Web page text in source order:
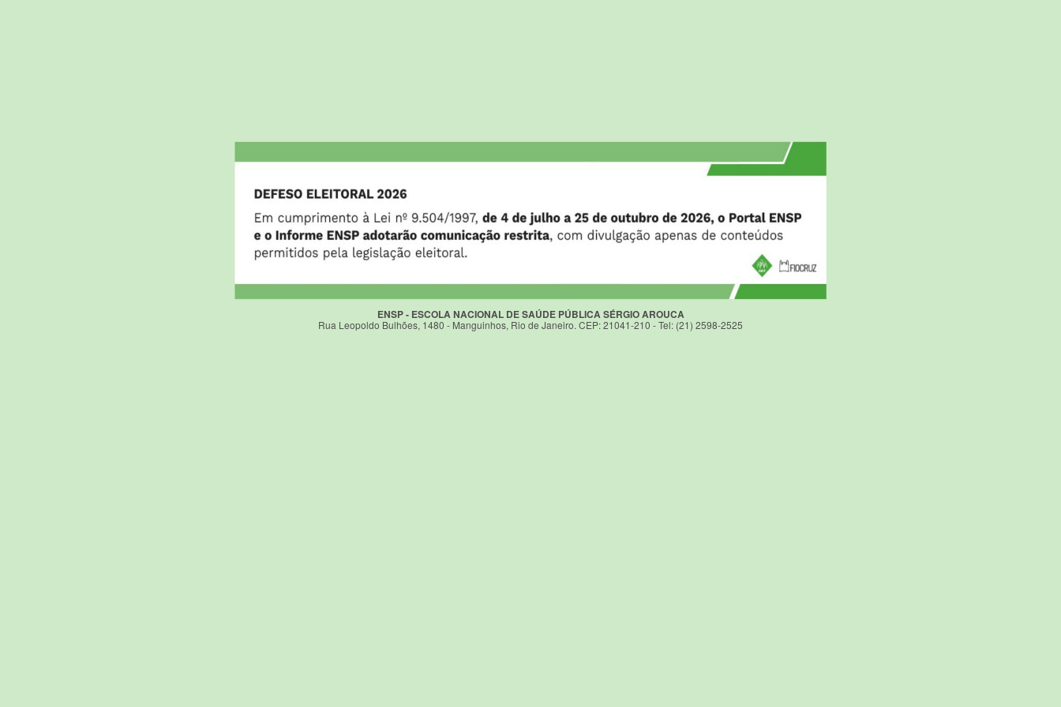
ENSP - ESCOLA NACIONAL DE SAÚDE PÚBLICA SÉRGIO AROUCA
Rua Leopoldo Bulhões, 1480 - Manguinhos, Rio de Janeiro. CEP: 21041-210 - Tel: (21) 2598-2525